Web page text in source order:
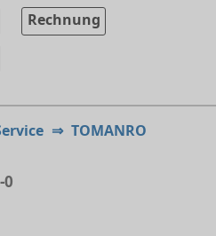
Rechnung
⇒ TOMANRO
0